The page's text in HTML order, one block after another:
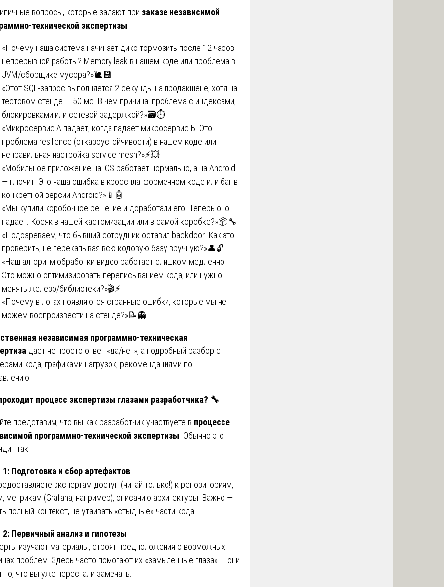
вопросы, которые задают при заказе независимой
технической экспертизы:
«Почему наша система начинает дико тормозить после 12 часов
непрерывной работы? Memory leak в нашем коде или проблема в
JVM/сборщике мусора?»🐌💾
«Этот SQL-запрос выполняется 2 секунды на продакшене, хотя на
тестовом стенде — 50 мс. В чем причина: проблема с индексами,
блокировками или сетевой задержкой?»🗃️⏱️
«Микросервис А падает, когда падает микросервис Б. Это
проблема resilience (отказоустойчивости) в нашем коде или
неправильная настройка service mesh?»⚡💥
«Мобильное приложение на iOS работает нормально, а на Android
— глючит. Это наша ошибка в кроссплатформенном коде или баг в
конкретной версии Android?»📱🤖
«Мы купили коробочное решение и доработали его. Теперь оно
падает. Косяк в нашей кастомизации или в самой коробке?»📦🔧
«Подозреваем, что бывший сотрудник оставил backdoor. Как это
проверить, не перекапывая всю кодовую базу вручную?»👤🔓
«Наш алгоритм обработки видео работает слишком медленно.
Это можно оптимизировать переписыванием кода, или нужно
менять железо/библиотеки?»🎬⚡
«Почему в логах появляются странные ошибки, которые мы не
можем воспроизвести на стенде?»📝👻
независимая программно-техническая
дает не просто ответ «да/нет», а подробный разбор с
кода, графиками нагрузок, рекомендациями по
процесс экспертизы глазами разработчика? 🔧
представим, что вы как разработчик участвуете в процессе
программно-технической экспертизы . Обычно это
так:
1: Подготовка и сбор артефактов
экспертам доступ (читай только!) к репозиториям,
метрикам (Grafana, например), описанию архитектуры. Важно —
полный контекст, не утаивать «стыдные» части кода.
2: Первичный анализ и гипотезы
изучают материалы, строят предположения о возможных
проблем. Здесь часто помогают их «замыленные глаза» — они
то, что вы уже перестали замечать.